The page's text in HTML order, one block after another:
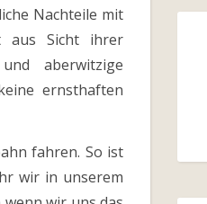
Nachteile mit
aus Sicht ihrer
aberwitzige
ernsthaften
fahren. So ist
wir in unserem